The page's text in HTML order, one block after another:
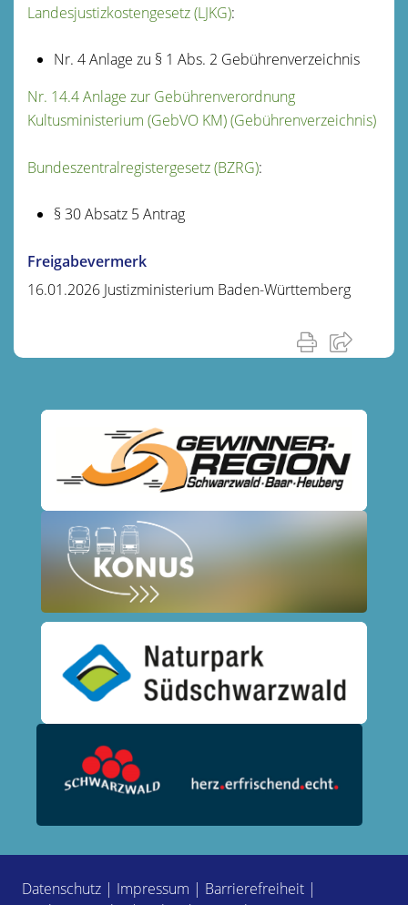
Landesjustizkostengesetz (LJKG):
Nr. 4 Anlage zu § 1 Abs. 2 Gebührenverzeichnis
Nr. 14.4 Anlage zur Gebührenverordnung
Kultusministerium (GebVO KM) (Gebührenverzeichnis)
Bundeszentralregistergesetz (BZRG):
§ 30 Absatz 5 Antrag
Freigabevermerk
16.01.2026 Justizministerium Baden-Württemberg
Datenschutz | Impressum | Barrierefreiheit |